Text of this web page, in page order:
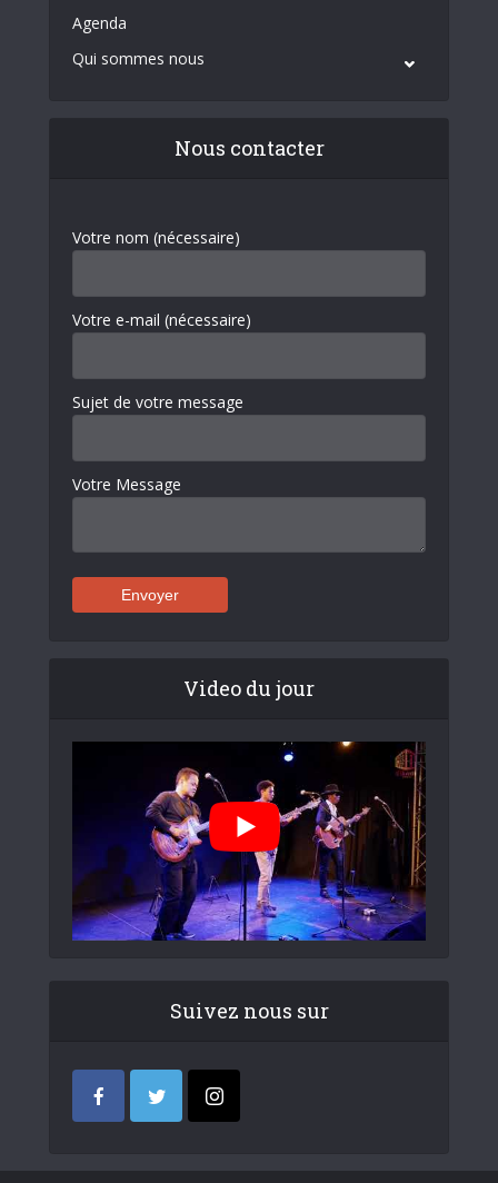
Agenda
Qui sommes nous
Nous contacter
Votre nom (nécessaire)
Votre e-mail (nécessaire)
Sujet de votre message
Votre Message
Video du jour
Suivez nous sur